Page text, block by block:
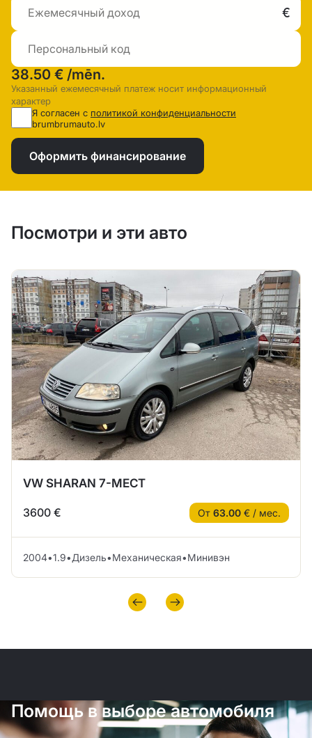
38.50 € /mēn.
Указанный ежемесячный платеж носит информационный
характер
Я согласен с политикой конфиденциальности
brumbrumauto.lv
Оформить финансирование
Посмотри и эти авто
VW SHARAN 7-МЕСТ
3600 € От 63.00 € / мес.
2004•1.9•Дизель•Механическая•Минивэн
Помощь в выборе автомобиля